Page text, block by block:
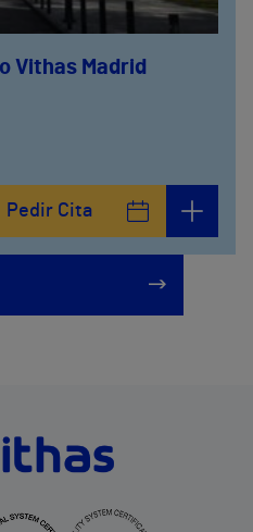
Vithas Madrid
Pedir Cita